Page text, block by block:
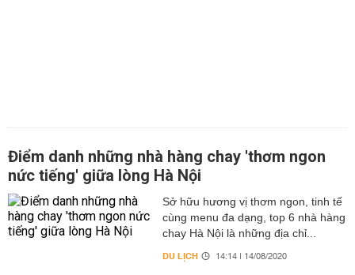
Điểm danh những nhà hàng chay 'thơm ngon
nức tiếng' giữa lòng Hà Nội
Sở hữu hương vị thơm ngon, tinh tế
cùng menu đa dạng, top 6 nhà hàng
chay Hà Nội là những địa chỉ...
DU LỊCH 14:14 | 14/08/2020